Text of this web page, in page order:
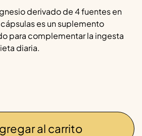
derivado de 4 fuentes en
es un suplemento
para complementar la ingesta
diaria.
al carrito